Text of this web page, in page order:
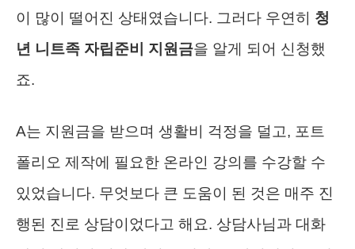
이 많이 떨어진 상태였습니다. 그러다 우연히 청
년 니트족 자립준비 지원금을 알게 되어 신청했
죠.
A는 지원금을 받으며 생활비 걱정을 덜고, 포트
폴리오 제작에 필요한 온라인 강의를 수강할 수
있었습니다. 무엇보다 큰 도움이 된 것은 매주 진
행된 진로 상담이었다고 해요. 상담사님과 대화